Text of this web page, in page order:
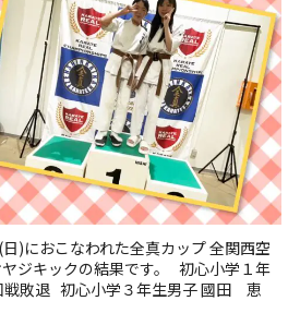
)におこなわれた全真カップ 全関西空
ジキックの結果です。 初心小学１年
敗退 初心小学３年生男子 國田 恵